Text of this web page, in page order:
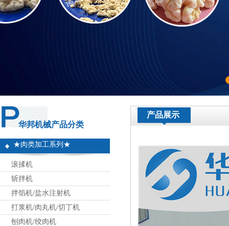
华邦机械产品分类
★肉类加工系列★
滚揉机
斩拌机
拌馅机/盐水注射机
打浆机/肉丸机/切丁机
刨肉机/绞肉机
产品展示